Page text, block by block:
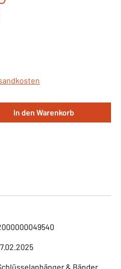
den gewünschten
In den Warenkorb
& Bänder